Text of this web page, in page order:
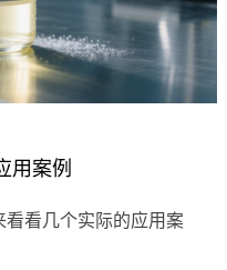
用案例
看几个实际的应用案